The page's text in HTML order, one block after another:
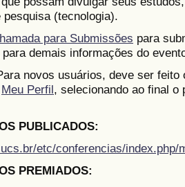
pesquisa (tecnologia).
para Submissões para
para demais informações do
novos usuários, deve ser
Meu Perfil, selecionando ao final o
PUBLICADOS:
etc/conferencias/
PREMIADOS: